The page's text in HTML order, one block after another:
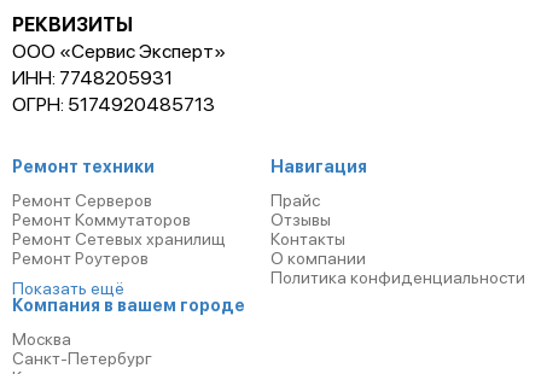
РЕКВИЗИТЫ
ООО «Сервис Эксперт»
ИНН: 7748205931
ОГРН: 5174920485713
Ремонт техники
Ремонт Серверов
Ремонт Коммутаторов
Ремонт Сетевых хранилищ
Ремонт Роутеров
Показать ещё
Компания в вашем городе
Москва
Санкт-Петербург
Навигация
Прайс
Отзывы
Контакты
О компании
Политика конфиденциальности